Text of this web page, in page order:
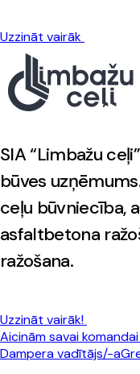
Uzzināt vairāk
SIA “Limbažu
būves
ceļu būvniecība,
asfaltbetona
ražošana.
Uzzināt vairāk!
Aicinām savai
Greidera vadītājs/-a